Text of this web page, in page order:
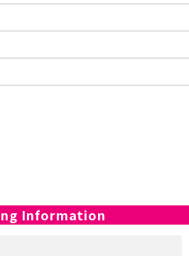
Information